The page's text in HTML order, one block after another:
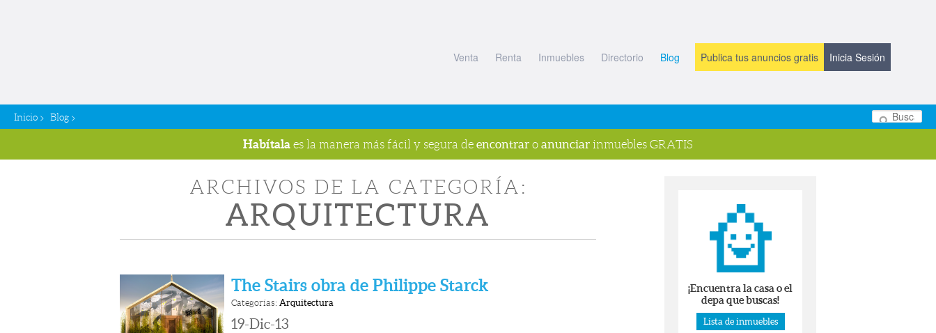
Venta Renta Inmuebles Directorio Blog Publica tus anuncios gratis Inicia Sesión
Inicio > Blog >
Habítala es la manera más fácil y segura de encontrar o anunciar inmuebles GRATIS
ARCHIVOS DE LA CATEGORÍA:
ARQUITECTURA
The Stairs obra de Philippe Starck
Categorías: Arquitectura
19-Dic-13
¡Encuentra la casa o el
depa que buscas!
Lista de inmuebles